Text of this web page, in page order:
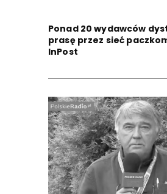
Ponad 20 wydawców
prasę przez sieć
InPost